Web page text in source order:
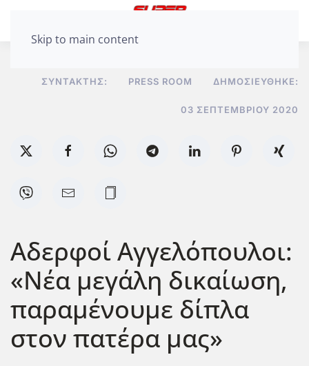
Skip to main content
ΣΥΝΤΆΚΤΗΣ: PRESS ROOM ΔΗΜΟΣΙΕΎΘΗΚΕ:
03 ΣΕΠΤΕΜΒΡΊΟΥ 2020
Αδερφοί Αγγελόπουλοι:
«Νέα μεγάλη δικαίωση,
παραμένουμε δίπλα
στον πατέρα μας»